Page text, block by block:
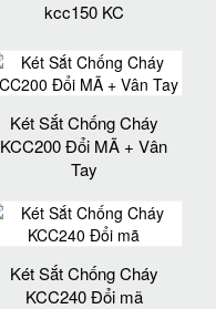
kcc150 KC
Két Sắt Chống Cháy
KCC200 Đổi MÃ + Vân
Tay
Két Sắt Chống Cháy
KCC240 Đổi mã